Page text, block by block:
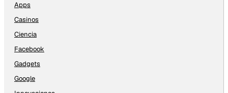
Apps
Casinos
Ciencia
Facebook
Gadgets
Google